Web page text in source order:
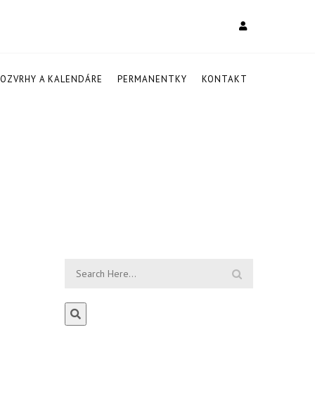
A KALENDÁRE PERMANENTKY KONTAKT